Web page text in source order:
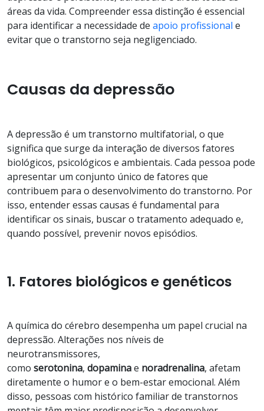
áreas da vida. Compreender essa distinção é essencial
para identificar a necessidade de apoio profissional e
evitar que o transtorno seja negligenciado.
Causas da depressão
A depressão é um transtorno multifatorial, o que
significa que surge da interação de diversos fatores
biológicos, psicológicos e ambientais. Cada pessoa pode
apresentar um conjunto único de fatores que
contribuem para o desenvolvimento do transtorno. Por
isso, entender essas causas é fundamental para
identificar os sinais, buscar o tratamento adequado e,
quando possível, prevenir novos episódios.
1. Fatores biológicos e genéticos
A química do cérebro desempenha um papel crucial na
depressão. Alterações nos níveis de
neurotransmissores,
como serotonina, dopaminae noradrenalina, afetam
diretamente o humor e o bem-estar emocional. Além
disso, pessoas com histórico familiar de transtornos